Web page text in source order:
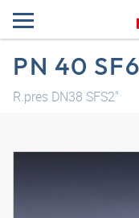
PN 40
R.pres DN38 SFS2"